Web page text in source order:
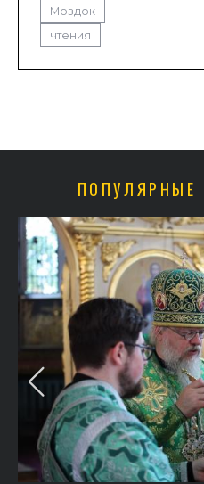
Моздок
чтения
ПОПУЛЯРНЫЕ